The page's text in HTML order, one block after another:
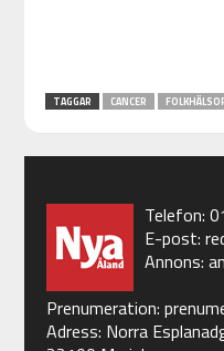
TAGGAR CANCER
Telefon:
E-post:
Annons:
Prenumeration:
Adress: Norra